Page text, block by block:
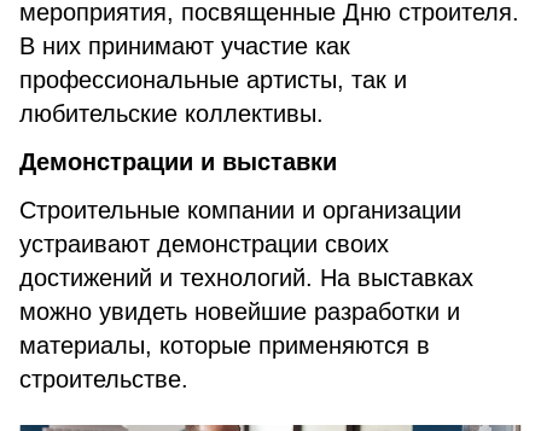
мероприятия, посвященные Дню строителя.
В них принимают участие как
профессиональные артисты, так и
любительские коллективы.
Демонстрации и выставки
Строительные компании и организации
устраивают демонстрации своих
достижений и технологий. На выставках
можно увидеть новейшие разработки и
материалы, которые применяются в
строительстве.